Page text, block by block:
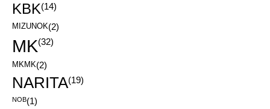
KBK(14)
MIZUNOK(2)
MK(32)
MKMK(2)
NARITA(19)
NOB(1)